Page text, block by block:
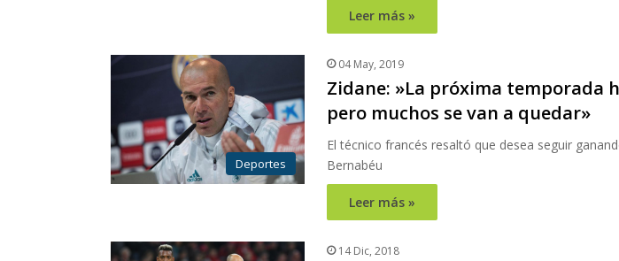
Leer más »
Deportes
04 May, 2019
Zidane: »La próxima temporada
pero muchos se van a quedar»
El técnico francés resaltó que desea seguir
Bernabéu
Leer más »
14 Dic, 2018